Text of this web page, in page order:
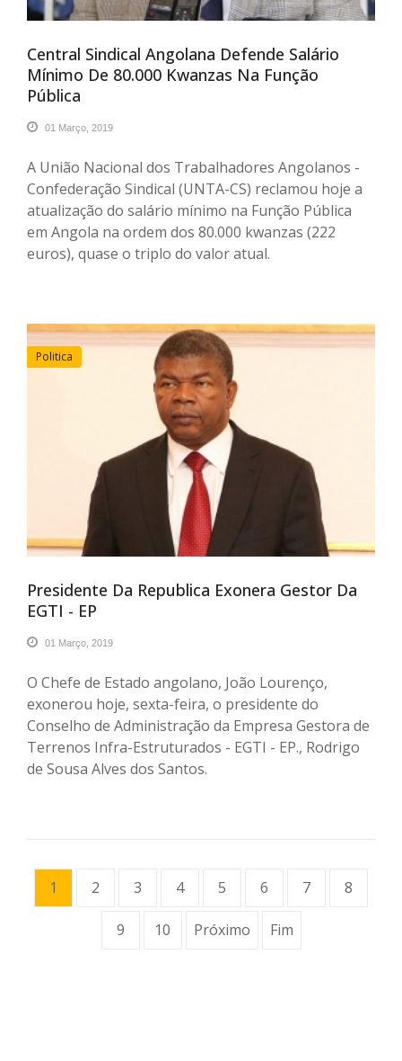
Central Sindical Angolana Defende Salário
Mínimo De 80.000 Kwanzas Na Função
Pública
01 Março, 2019
A União Nacional dos Trabalhadores Angolanos -
Confederação Sindical (UNTA-CS) reclamou hoje a
atualização do salário mínimo na Função Pública
em Angola na ordem dos 80.000 kwanzas (222
euros), quase o triplo do valor atual.
Politica
Presidente Da Republica Exonera Gestor Da
EGTI - EP
01 Março, 2019
O Chefe de Estado angolano, João Lourenço,
exonerou hoje, sexta-feira, o presidente do
Conselho de Administração da Empresa Gestora de
Terrenos Infra-Estruturados - EGTI - EP., Rodrigo
de Sousa Alves dos Santos.
1 2 3 4 5 6 7 8
9 10 Próximo Fim